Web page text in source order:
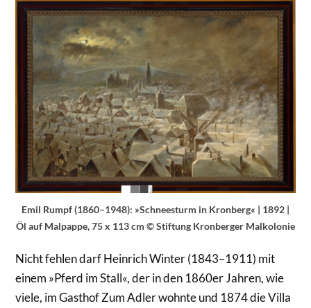
Emil Rumpf (1860–1948): »Schneesturm in Kronberg« | 1892 |
Öl auf Malpappe, 75 x 113 cm © Stiftung Kronberger Malkolonie
Nicht fehlen darf Heinrich Winter (1843–1911) mit
einem »Pferd im Stall«, der in den 1860er Jahren, wie
viele, im Gasthof Zum Adler wohnte und 1874 die Villa